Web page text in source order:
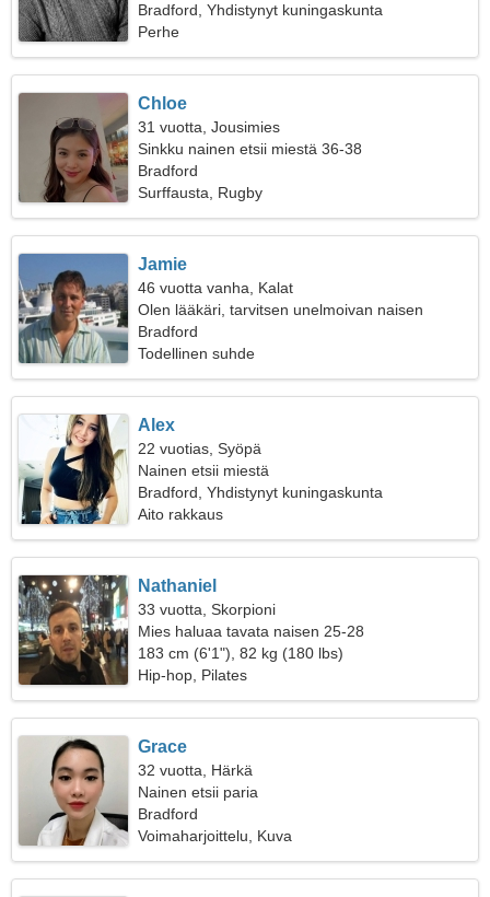
Bradford, Yhdistynyt kuningaskunta
Perhe
Chloe
31 vuotta, Jousimies
Sinkku nainen etsii miestä 36-38
Bradford
Surffausta, Rugby
Jamie
46 vuotta vanha, Kalat
Olen lääkäri, tarvitsen unelmoivan naisen
Bradford
Todellinen suhde
Alex
22 vuotias, Syöpä
Nainen etsii miestä
Bradford, Yhdistynyt kuningaskunta
Aito rakkaus
Nathaniel
33 vuotta, Skorpioni
Mies haluaa tavata naisen 25-28
183 cm (6'1"), 82 kg (180 lbs)
Hip-hop, Pilates
Grace
32 vuotta, Härkä
Nainen etsii paria
Bradford
Voimaharjoittelu, Kuva